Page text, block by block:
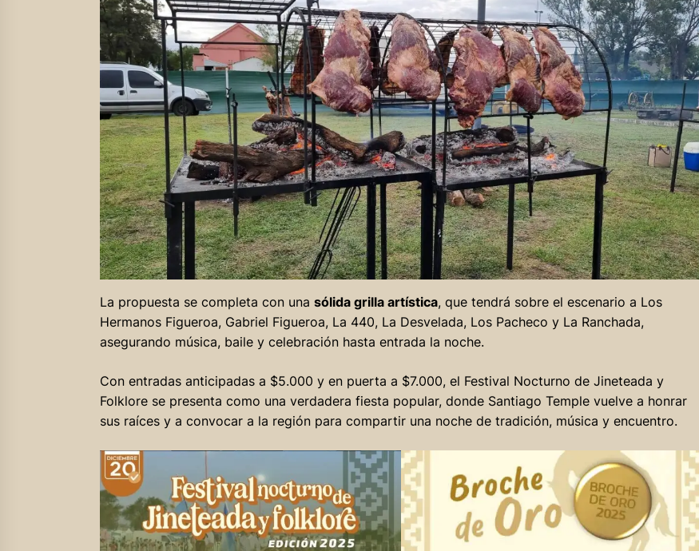
La propuesta se completa con una sólida grilla artística, que tendrá sobre el escenario a Los
Hermanos Figueroa, Gabriel Figueroa, La 440, La Desvelada, Los Pacheco y La Ranchada,
asegurando música, baile y celebración hasta entrada la noche.
Con entradas anticipadas a $5.000 y en puerta a $7.000, el Festival Nocturno de Jineteada y
Folklore se presenta como una verdadera fiesta popular, donde Santiago Temple vuelve a honrar
sus raíces y a convocar a la región para compartir una noche de tradición, música y encuentro.